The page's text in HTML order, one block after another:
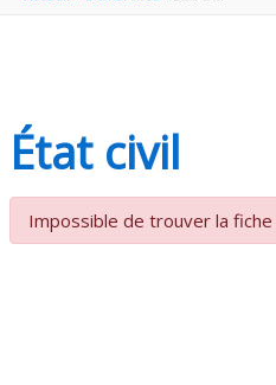
État civil
Impossible de trouver la fiche